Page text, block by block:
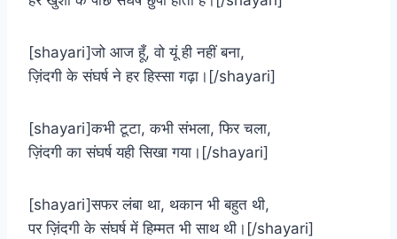
[shayari]जो आज हूँ, वो यूं ही नहीं बना,
ज़िंदगी के संघर्ष ने हर हिस्सा गढ़ा।[/shayari]
[shayari]कभी टूटा, कभी संभला, फिर चला,
ज़िंदगी का संघर्ष यही सिखा गया।[/shayari]
[shayari]सफर लंबा था, थकान भी बहुत थी,
पर ज़िंदगी के संघर्ष में हिम्मत भी साथ थी।[/shayari]